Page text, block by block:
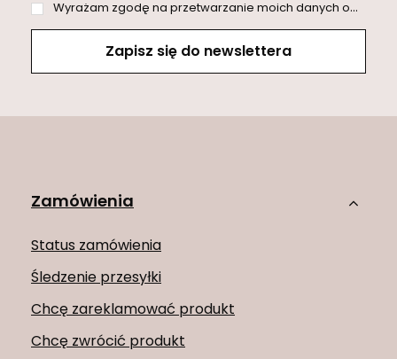
Wyrażam zgodę na przetwarzanie moich danych osobowych (adres e-mail) na potrzeby wysyłki newslettera z informacją handlową (marketing). Więcej w
Zapisz się do newslettera
Zamówienia
Status zamówienia
Śledzenie przesyłki
Chcę zareklamować produkt
Chcę zwrócić produkt